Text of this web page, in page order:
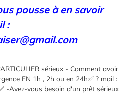
pousse à en savoir
:
sérieux - Comment avoir
EN 1h , 2h ou en 24h✅ ? mail :
-Avez-vous besoin d'un prêt sérieux